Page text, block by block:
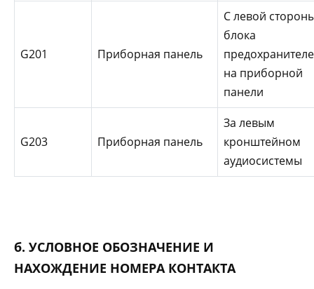
G201 Приборная панель
С левой
блока
на приборной
панели
G203 Приборная панель
За левым
кронштейном
аудиосистемы
б. УСЛОВНОЕ ОБОЗНАЧЕНИЕ И
НАХОЖДЕНИЕ НОМЕРА КОНТАКТА